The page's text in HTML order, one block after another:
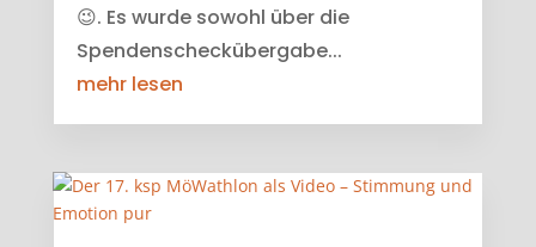
😉. Es wurde sowohl über die
Spendenscheckübergabe...
mehr lesen